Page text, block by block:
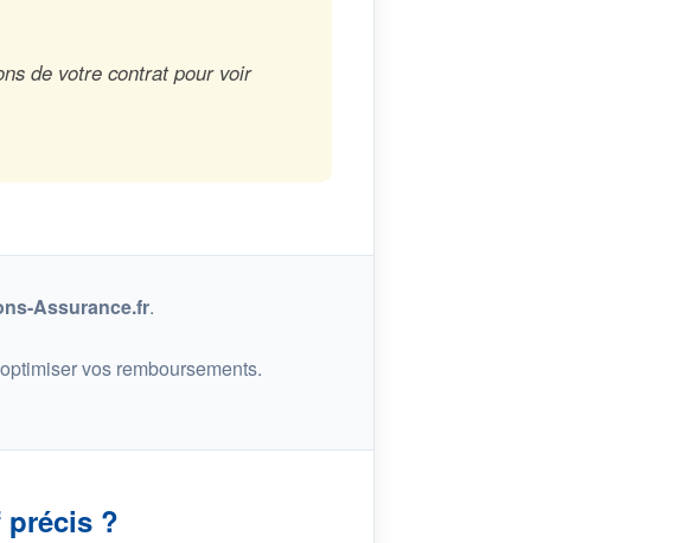
de votre contrat pour voir
Assurance.fr.
vos remboursements.
précis ?